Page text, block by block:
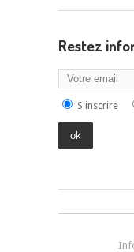
Restez
S'inscrire